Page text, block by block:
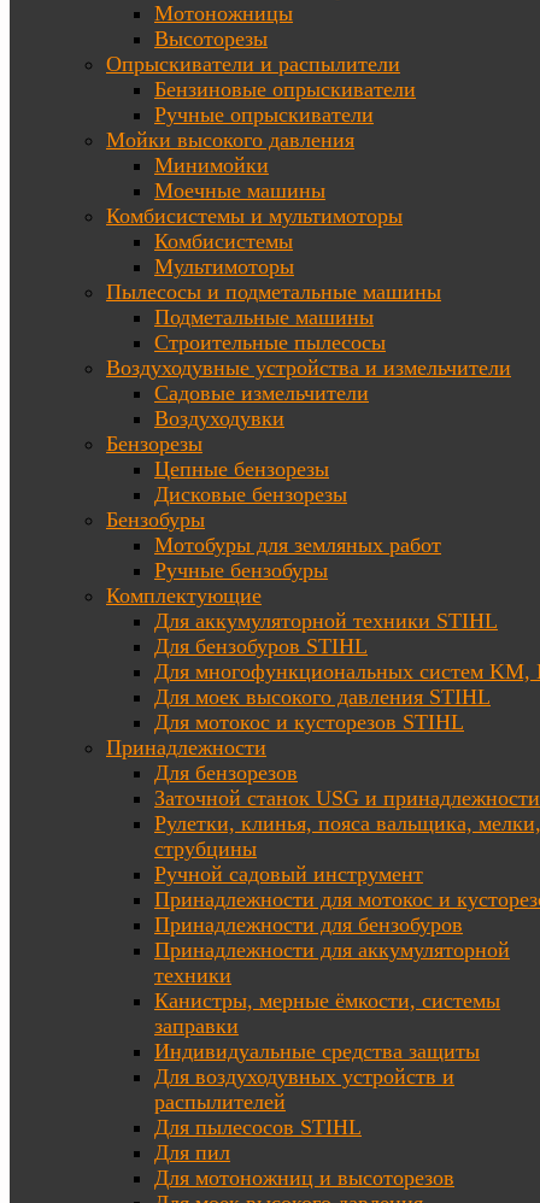
Мотоножницы
Высоторезы
Опрыскиватели и распылители
Бензиновые опрыскиватели
Ручные опрыскиватели
Мойки высокого давления
Минимойки
Моечные машины
Комбисистемы и мультимоторы
Комбисистемы
Мультимоторы
Пылесосы и подметальные машины
Подметальные машины
Строительные пылесосы
Воздуходувные устройства и измельчители
Садовые измельчители
Воздуходувки
Бензорезы
Цепные бензорезы
Дисковые бензорезы
Бензобуры
Мотобуры для земляных работ
Ручные бензобуры
Комплектующие
Для аккумуляторной техники STIHL
Для бензобуров STIHL
Для многофункциональных систем KM,
Для моек высокого давления STIHL
Для мотокос и кусторезов STIHL
Принадлежности
Для бензорезов
Заточной станок USG и принадлежности
Рулетки, клинья, пояса вальщика, мелки,
струбцины
Ручной садовый инструмент
Принадлежности для мотокос и
Принадлежности для бензобуров
Принадлежности для аккумуляторной
техники
Канистры, мерные ёмкости, системы
заправки
Индивидуальные средства защиты
Для воздуходувных устройств и
распылителей
Для пылесосов STIHL
Для пил
Для мотоножниц и высоторезов